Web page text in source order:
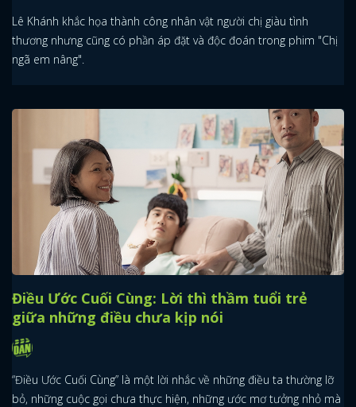
Lê Khánh khắc họa thành công nhân vật người chị giàu tình
thương nhưng cũng có phần áp đặt và độc đoán trong phim "Chị
ngã em nâng".
Điều Ước Cuối Cùng: Lời thì thầm tuổi trẻ
giữa những điều chưa kịp nói
“Điều Ước Cuối Cùng” là một lời nhắc về những điều ta thường lỡ
bỏ, những cuộc gọi chưa thực hiện, những ước mơ tưởng nhỏ mà